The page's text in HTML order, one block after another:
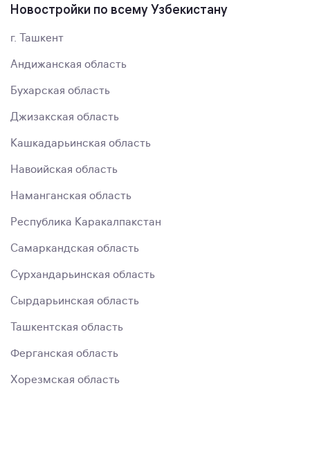
Новостройки по всему Узбекистану
г. Ташкент
Андижанская область
Бухарская область
Джизакская область
Кашкадарьинская область
Навоийская область
Наманганская область
Республика Каракалпакстан
Самаркандская область
Сурхандарьинская область
Сырдарьинская область
Ташкентская область
Ферганская область
Хорезмская область